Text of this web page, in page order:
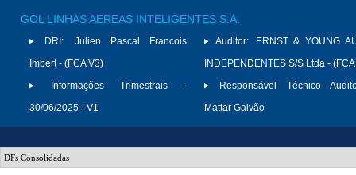
GOL LINHAS AEREAS INTELIGENTES S.A.
DRI:
Julien Pascal Francois
Imbert - (FCA V3)
Informações Trimestrais -
30/06/2025 - V1
Auditor:
ERNST & YOUNG
INDEPENDENTES S/S Ltda -
Responsável Técnico
Mattar Galvão